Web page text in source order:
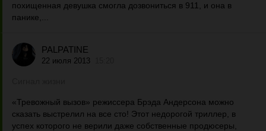
похищенная девушка смогла дозвониться в 911, и она в
панике,...
PALPATINE
22 июля 2013
«Тревожный вызов» режиссера Брэда Андерсона можно
сказать выстрелил на все сто! Этот недорогой триллер, в
успех которого не верили даже собственные продюсеры,